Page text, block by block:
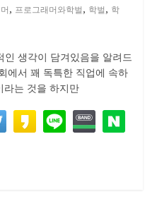
, 프로그래머와학벌 , 학벌 , 학
생각이 담겨있음을 알려드
에서 꽤 독특한 직업에 속하
라는 것을 하지만